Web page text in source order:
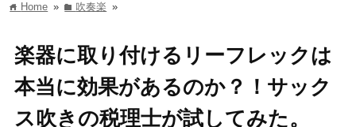
home Home » folder 吹奏楽 »
楽器に取り付けるリーフレックは
本当に効果があるのか？！サック
ス吹きの税理士が試してみた。